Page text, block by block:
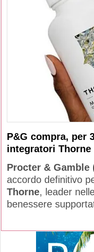
P&G compra, per
integratori Thorne
Procter & Gamble
accordo definitivo
Thorne, leader
benessere